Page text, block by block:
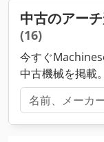
27/64インチ 荒加
ート 荒加工用送り
速度（毎分）：
秒）：3～9 床面
中古のアー
(16)
今すぐ
中古機械を掲載。